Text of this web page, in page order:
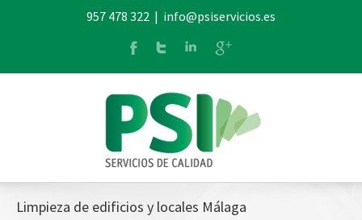
957 478 322 | info@psiservicios.es
Limpieza de edificios y locales Málaga